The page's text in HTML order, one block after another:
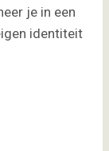
je in een
identiteit